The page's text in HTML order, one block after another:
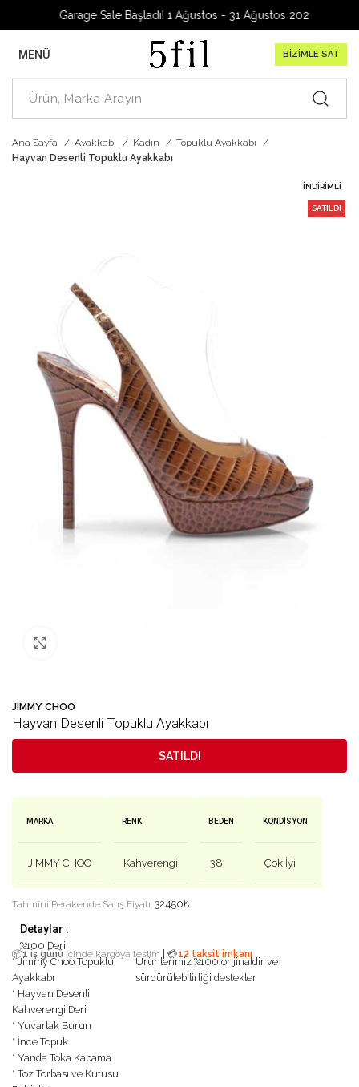
Garage Sale Başladı! 1 Ağustos - 31 Ağustos 2026
MENÜ BİZİMLE SAT
Ana Sayfa Ayakkabı Kadın
Topuklu Ayakkabı
Hayvan Desenli Topuklu Ayakkabı
İNDIRIMLI
SATILDI
JIMMY CHOO
Hayvan Desenli Topuklu Ayakkabı
SATILDI
MARKA
JIMMY CHOO
RENK
Kahverengi
BEDEN
38
KONDISYON
Çok İyi
Tahmini Perakende Satış Fiyatı: 32450₺
Detaylar :
%100 Deri
📦1 iş günü içinde kargoya teslim 💳12 taksit imkanı
* Jimmy Choo Topuklu
Ayakkabı
* Hayvan Desenli
Kahverengi Deri
* Yuvarlak Burun
* İnce Topuk
* Yanda Toka Kapama
* Toz Torbası ve Kutusu
Ürünlerimiz %100 orijinaldir ve
sürdürülebilirliği destekler